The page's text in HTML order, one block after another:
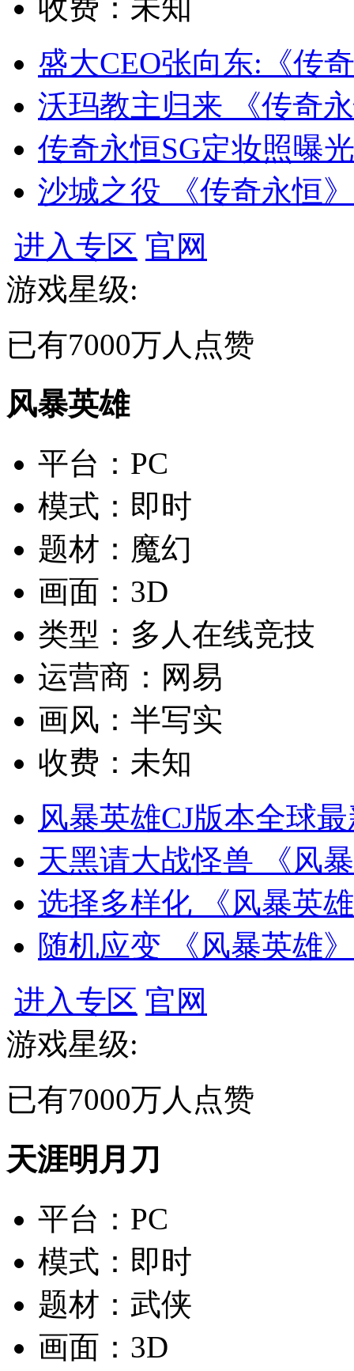
收费： 未知
盛大CEO张向东:《传
沃玛教主归来 《传奇
传奇永恒SG定妆照曝
沙城之役 《传奇永恒
进入专区 官网
游戏星级:
已有7000万人点赞
风暴英雄
平台： PC
模式： 即时
题材： 魔幻
画面： 3D
类型： 多人在线竞技
运营商： 网易
画风： 半写实
收费： 未知
风暴英雄CJ版本全球
天黑请大战怪兽 《风
选择多样化 《风暴英
随机应变 《风暴英雄
进入专区 官网
游戏星级:
已有7000万人点赞
天涯明月刀
平台： PC
模式： 即时
题材： 武侠
画面： 3D